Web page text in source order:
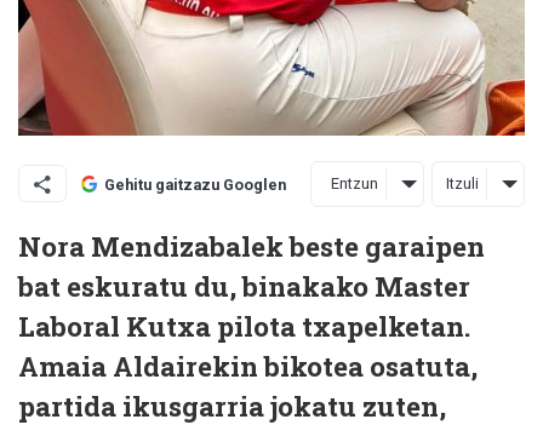
Gehitu gaitzazu Googlen Entzun Itzuli
Nora Mendizabalek beste garaipen
bat eskuratu du, binakako Master
Laboral Kutxa pilota txapelketan.
Amaia Aldairekin bikotea osatuta,
partida ikusgarria jokatu zuten,